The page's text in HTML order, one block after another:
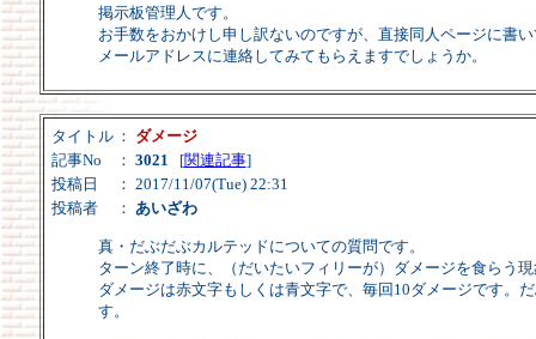
掲示板管理人です。
お手数をおかけし申し訳ないのですが、直接同人ページに書
メールアドレスに連絡してみてもらえますでしょうか。
タイトル ： ダメージ
記事No
： 3021 [関連記事]
投稿日
： 2017/11/07(Tue) 22:31
投稿者
： あいざわ
真・だぶだぶカルテッドについての質問です。
ターン終了時に、（だいたいフィリーが）ダメージを食らう
ダメージは赤文字もしくは青文字で、毎回10ダメージです。
す。